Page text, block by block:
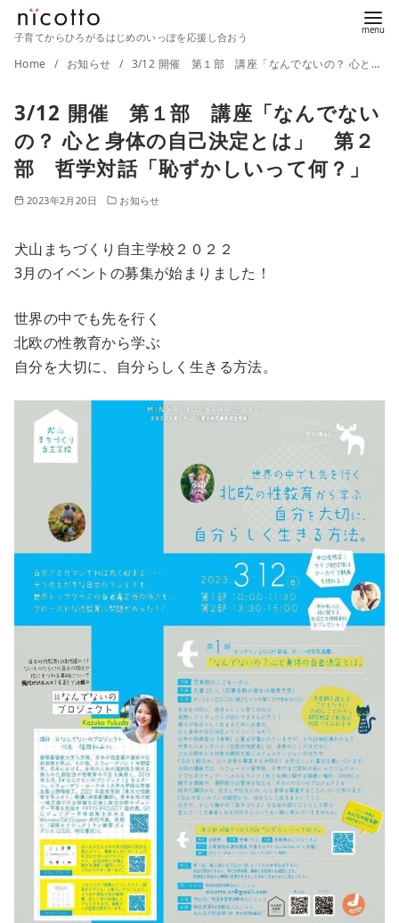
子育てからひろがるはじめのいっぽを応援し合おう
Home お知らせ 3/12 開催 第１部 講座「なんでないの？ 心と身体の自己決定とは」 第２部 哲学対話「恥ずかしいって何？」
3/12 開催 第１部 講座「なんでない
の？ 心と身体の自己決定とは」 第２
部 哲学対話「恥ずかしいって何？」
2023年2月20日 お知らせ
犬山まちづくり自主学校２０２２
3月のイベントの募集が始まりました！
世界の中でも先を行く
北欧の性教育から学ぶ
自分を大切に、自分らしく生きる方法。